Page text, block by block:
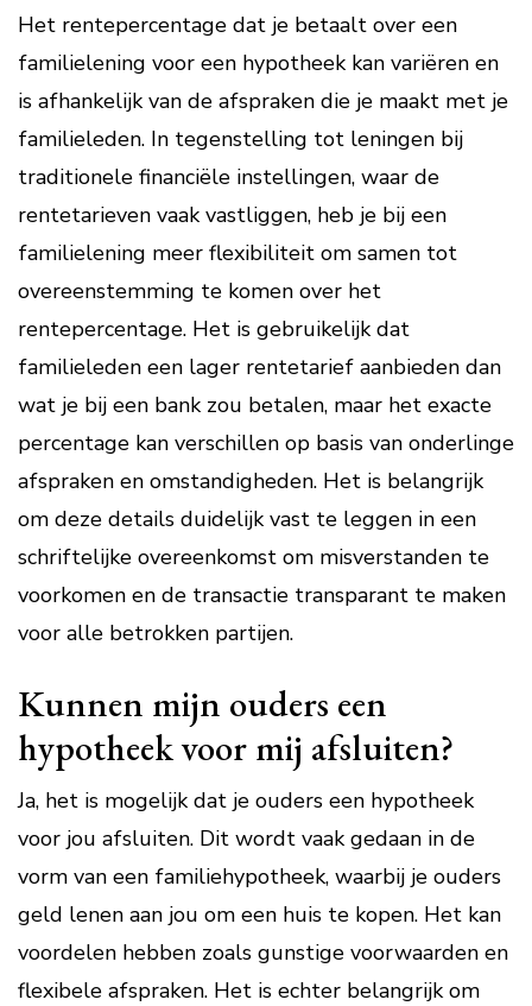
Het rentepercentage dat je betaalt over een
familielening voor een hypotheek kan variëren en
is afhankelijk van de afspraken die je maakt met je
familieleden. In tegenstelling tot leningen bij
traditionele financiële instellingen, waar de
rentetarieven vaak vastliggen, heb je bij een
familielening meer flexibiliteit om samen tot
overeenstemming te komen over het
rentepercentage. Het is gebruikelijk dat
familieleden een lager rentetarief aanbieden dan
wat je bij een bank zou betalen, maar het exacte
percentage kan verschillen op basis van onderlinge
afspraken en omstandigheden. Het is belangrijk
om deze details duidelijk vast te leggen in een
schriftelijke overeenkomst om misverstanden te
voorkomen en de transactie transparant te maken
voor alle betrokken partijen.
Kunnen mijn ouders een
hypotheek voor mij afsluiten?
Ja, het is mogelijk dat je ouders een hypotheek
voor jou afsluiten. Dit wordt vaak gedaan in de
vorm van een familiehypotheek, waarbij je ouders
geld lenen aan jou om een huis te kopen. Het kan
voordelen hebben zoals gunstige voorwaarden en
flexibele afspraken. Het is echter belangrijk om